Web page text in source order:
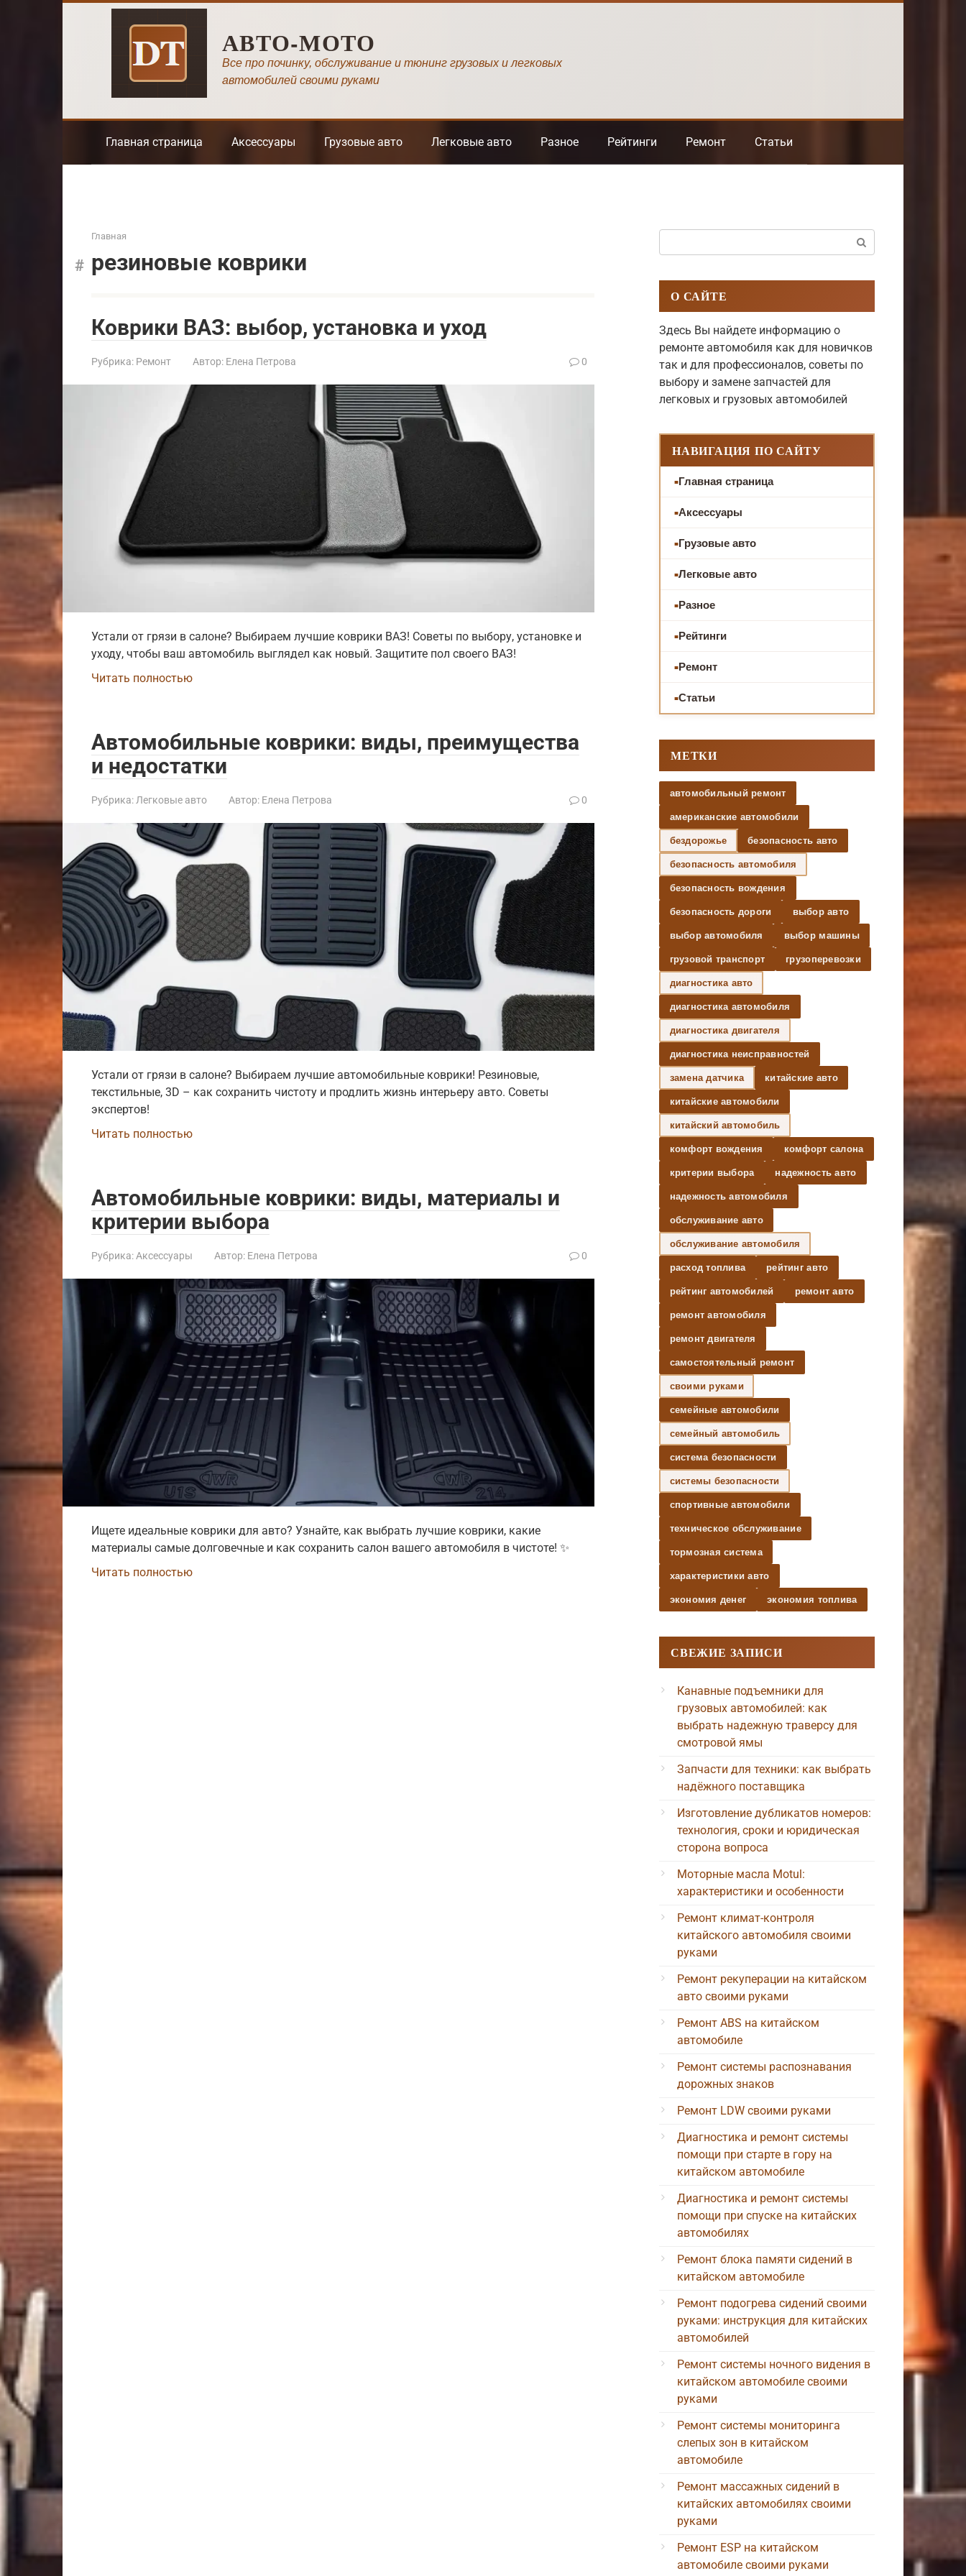
АВТО-МОТО
Все про починку, обслуживание и тюнинг грузовых и легковых
автомобилей своими руками
Главная страница Аксессуары Грузовые авто Легковые авто Разное Рейтинги Ремонт Статьи
Главная
резиновые коврики
Коврики ВАЗ: выбор, установка и уход
Рубрика: Ремонт Автор: Елена Петрова 0
Устали от грязи в салоне? Выбираем лучшие коврики ВАЗ! Советы по выбору, установке и
уходу, чтобы ваш автомобиль выглядел как новый. Защитите пол своего ВАЗ!
Читать полностью
Автомобильные коврики: виды, преимущества
и недостатки
Рубрика: Легковые авто Автор: Елена Петрова 0
Устали от грязи в салоне? Выбираем лучшие автомобильные коврики! Резиновые,
текстильные, 3D – как сохранить чистоту и продлить жизнь интерьеру авто. Советы
экспертов!
Читать полностью
Автомобильные коврики: виды, материалы и
критерии выбора
Рубрика:Аксессуары Автор: Елена Петрова 0
Ищете идеальные коврики для авто? Узнайте, как выбрать лучшие коврики, какие
материалы самые долговечные и как сохранить салон вашего автомобиля в чистоте! ✨
Читать полностью
О САЙТЕ
Здесь Вы найдете информацию о
ремонте автомобиля как для новичков
так и для профессионалов, советы по
выбору и замене запчастей для
легковых и грузовых автомобилей
НАВИГАЦИЯ ПО САЙТУ
Главная страница
Аксессуары
Грузовые авто
Легковые авто
Разное
Рейтинги
Ремонт
Статьи
МЕТКИ
автомобильный ремонт
американские автомобили
бездорожье безопасность авто
безопасность автомобиля
безопасность вождения
безопасность дороги выбор авто
выбор автомобиля выбор машины
грузовой транспорт грузоперевозки
диагностика авто
диагностика автомобиля
диагностика двигателя
диагностика неисправностей
замена датчика китайские авто
китайские автомобили
китайский автомобиль
комфорт вождения комфорт салона
критерии выбора надежность авто
надежность автомобиля
обслуживание авто
обслуживание автомобиля
расход топлива рейтинг авто
рейтинг автомобилей ремонт авто
ремонт автомобиля
ремонт двигателя
самостоятельный ремонт
своими руками
семейные автомобили
семейный автомобиль
система безопасности
системы безопасности
спортивные автомобили
техническое обслуживание
тормозная система
характеристики авто
экономия денег экономия топлива
СВЕЖИЕ ЗАПИСИ
Канавные подъемники для
грузовых автомобилей: как
выбрать надежную траверсу для
смотровой ямы
Запчасти для техники: как выбрать
надёжного поставщика
Изготовление дубликатов номеров:
технология, сроки и юридическая
сторона вопроса
Моторные масла Motul:
характеристики и особенности
Ремонт климат-контроля
китайского автомобиля своими
руками
Ремонт рекуперации на китайском
авто своими руками
Ремонт ABS на китайском
автомобиле
Ремонт системы распознавания
дорожных знаков
Ремонт LDW своими руками
Диагностика и ремонт системы
помощи при старте в гору на
китайском автомобиле
Диагностика и ремонт системы
помощи при спуске на китайских
автомобилях
Ремонт блока памяти сидений в
китайском автомобиле
Ремонт подогрева сидений своими
руками: инструкция для китайских
автомобилей
Ремонт системы ночного видения в
китайском автомобиле своими
руками
Ремонт системы мониторинга
слепых зон в китайском
автомобиле
Ремонт массажных сидений в
китайских автомобилях своими
руками
Ремонт ESP на китайском
автомобиле своими руками